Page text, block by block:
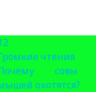
чтения
совы
охотятся?